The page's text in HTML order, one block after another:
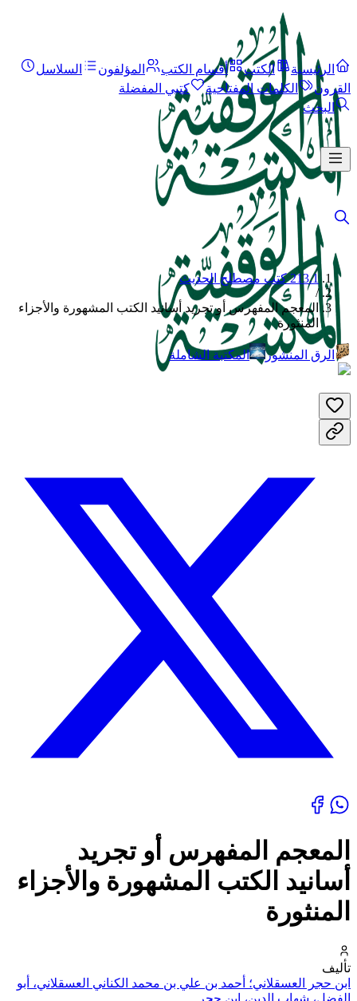
الرئيسية الكتب أقسام الكتب المؤلفون
السلاسل
القرون
الكلمات المفتاحية
كتبي المفضلة
البحث
213.1 كتب مصطلح الحديث
/
المعجم المفهرس أو تجريد أسانيد الكتب المشهورة والأجزاء
المنثورة
الرق المنشور المكتبة الشاملة
المعجم المفهرس أو تجريد
أسانيد الكتب المشهورة والأجزاء
المنثورة
تأليف
ابن حجر العسقلاني؛ أحمد بن علي بن محمد الكناني العسقلاني، أبو
الفضل، شهاب الدين، ابن حجر